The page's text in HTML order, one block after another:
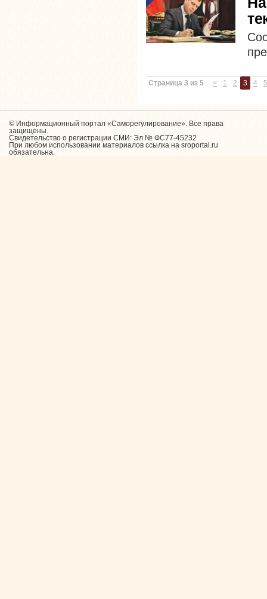
Страница 3 из 5 < 1 2 3 4 5
© Информационный портал «Саморегулирование». Все права
защищены.
Свидетельство о регистрации СМИ: Эл № ФС77-45232
При любом использовании материалов ссылка на sroportal.ru
обязательна.